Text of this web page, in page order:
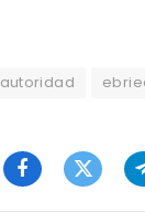
autoridad
FacebookTwitter